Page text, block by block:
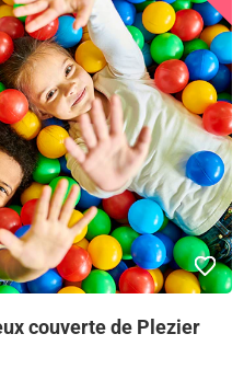
couverte de Plezier